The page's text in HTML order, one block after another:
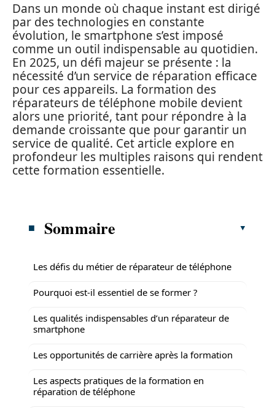
Dans un monde où chaque instant est dirigé
par des technologies en constante
évolution, le smartphone s’est imposé
comme un outil indispensable au quotidien.
En 2025, un défi majeur se présente : la
nécessité d’un service de réparation efficace
pour ces appareils. La formation des
réparateurs de téléphone mobile devient
alors une priorité, tant pour répondre à la
demande croissante que pour garantir un
service de qualité. Cet article explore en
profondeur les multiples raisons qui rendent
cette formation essentielle.
Sommaire
Les défis du métier de réparateur de téléphone
Pourquoi est-il essentiel de se former ?
Les qualités indispensables d’un réparateur de
smartphone
Les opportunités de carrière après la formation
Les aspects pratiques de la formation en
réparation de téléphone